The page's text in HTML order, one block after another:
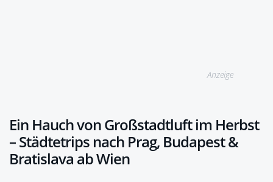
Anzeige
Ein Hauch von Großstadtluft im Herbst
– Städtetrips nach Prag, Budapest &
Bratislava ab Wien